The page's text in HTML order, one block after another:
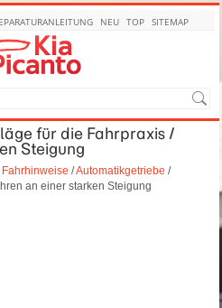
NEU TOP SITEMAP
für die Fahrpraxis /
Steigung
Fahrhinweise /Automatikgetriebe /
an einer starken Steigung